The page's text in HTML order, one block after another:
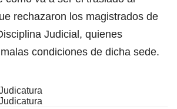
rechazaron los magistrados de
Judicial, quienes
condiciones de dicha sede.